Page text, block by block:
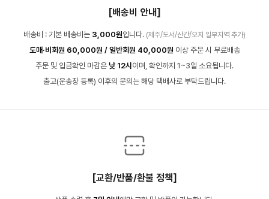
[배송비 안내]
배송비 : 기본 배송비는 3,000원입니다. (제주/도서/산간/오지 일부지역 추가)
도매·비회원 60,000원 / 일반회원 40,000원 이상 주문 시 무료배송
주문 및 입금확인 마감은 낮 12시 이며, 확인까지 1~3일 소요됩니다.
출고(운송장 등록) 이후의 문의는 해당 택배사로 부탁드립니다.
[교환/반품/환불 정책]